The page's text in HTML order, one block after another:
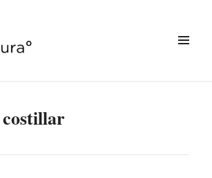
costillar